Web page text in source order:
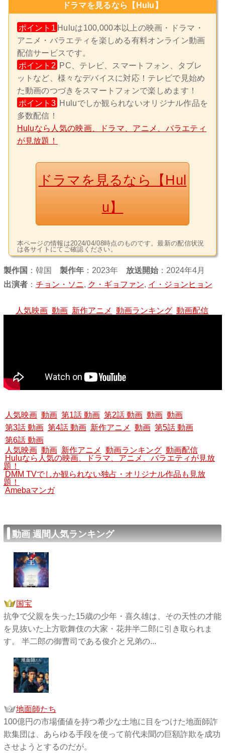
ドラマを見るなら【Hulu】
ポイント1 Huluは100,000本以上の映画・ドラマ・
アニメ・バラエティを楽しめる有料オンライン動画
配信サービスです。
ポイント2 PC、テレビ、スマートフォン、タブレ
ットなど、様々なデバイスに対応！テレビで見始め
た動画のつづきをスマートフォンで楽しめます！
ポイント3 Huluでしか観られないオリジナル作品を
多数配信！
Huluなら人気の映画、ドラマ、アニメ、バラエティ
が見放題！
ドラマを見るなら【Hul
u】
本ページの情報は2024/04/08時点のものです。最新の配信状況
は各サイトにてご確認ください。
製作国 ： 韓国 製作年：2023年 放送開始：2024年4月
出演者： チョン・ソニ, ク・ギョファン, イ・ジョンヒョン
人気映画 動画 新作アニメ 動画ランキング 動画配信
人気映画 動画 第1話 動画 第2話 動画 動画 動画
第3話 動画 第4話 動画 新作アニメ 動画 第5話 動画
第6話 動画
人気映画 動画 新作アニメ 動画ランキング 動画配信
Huluなら人気の映画、ドラマ、アニメ、バラエティが見放
題！
DMM TVでしか観られない独占・オリジナル作品も見放
題！
Amebaマンガ
動画 週間人気ランキング
国宝
抗争で父親を失った15歳の少年・喜久雄は、その天性の才能
を見抜いた上方歌舞伎の大家・花井半二郎に引き取られま
す。 半二郎の御曹司である俊介と兄弟の...
地面師たち
100億円の市場価値を持つ希少な土地に目をつけた地面師詐
欺集団は、あらゆる手段を使って前代未聞の巨額詐欺を成功
させようとするのだが。